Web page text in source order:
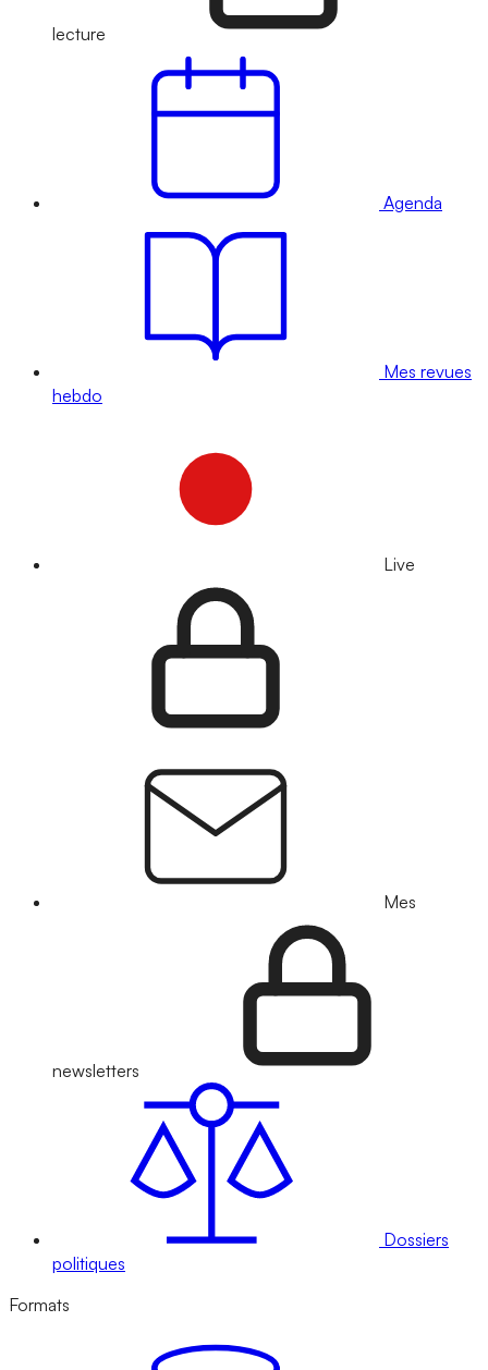
lecture
Agenda
Mes revues
hebdo
Live
Mes
newsletters
Dossiers
politiques
Formats